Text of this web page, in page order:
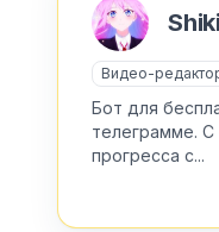
Видео-
Бот для
телеграмме. С
прогресса с...